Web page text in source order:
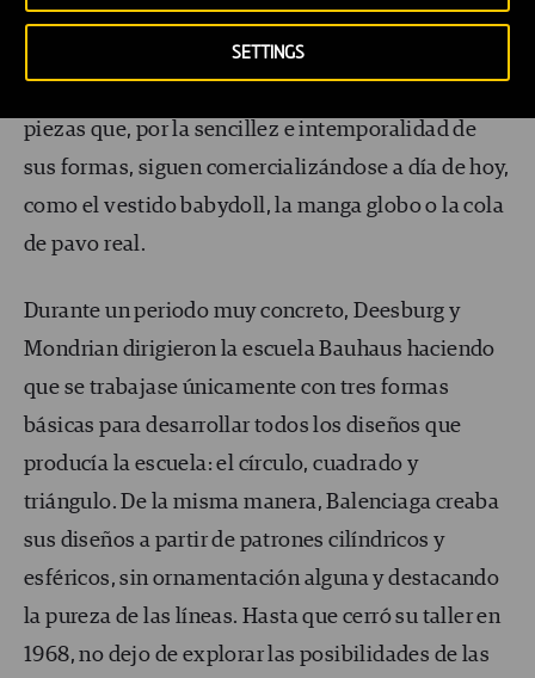
SETTINGS
espacio entre las prendas y el cuerpo, lo que dará a
sus diseños un carácter casi arquitectónico o
piezas que, por la sencillez e intemporalidad de
sus formas, siguen comercializándose a día de hoy,
como el vestido babydoll, la manga globo o la cola
de pavo real.
Durante un periodo muy concreto, Deesburg y
Mondrian dirigieron la escuela Bauhaus haciendo
que se trabajase únicamente con tres formas
básicas para desarrollar todos los diseños que
producía la escuela: el círculo, cuadrado y
triángulo. De la misma manera, Balenciaga creaba
sus diseños a partir de patrones cilíndricos y
esféricos, sin ornamentación alguna y destacando
la pureza de las líneas. Hasta que cerró su taller en
1968, no dejo de explorar las posibilidades de las